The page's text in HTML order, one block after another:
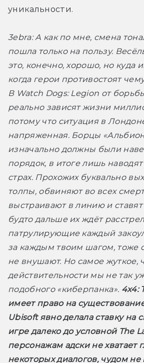
уникальности.
3ebra: А как по мне, смена
пошла только на пользу.
это, конечно, хорошо, но куда
когда герои противостоят
В Watch Dogs: Legion от
реально зависят жизни
потому что ситуация в
напряженная. Борцы
изначально должны были
порядок, в итоге лишь
страх. Прохожих буквально
толпы, обвиняют во всех
выстраивают в линию и
будто дальше их ждёт
патрулирующие каждый
за каждым твоим шагом, тоже
не внушают. Но самое жуткое,
действительности мы не так
подобного «киберпанка». 4x4:
имеет право на
Ubisoft явно делала ставку на
игре далеко до условной The
персонажам адски не хватает
некоторых диалогов, чудом